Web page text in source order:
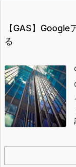
【GAS】Google
る